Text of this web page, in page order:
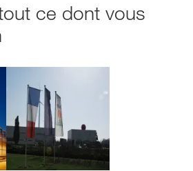
ce dont vous